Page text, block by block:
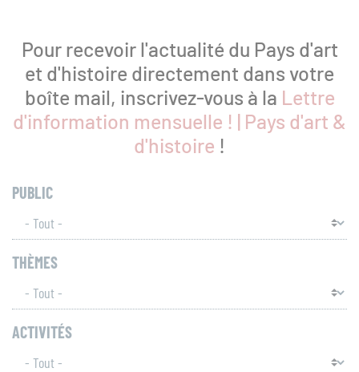
recherchez-
?
SUR
Patrimoines
Ressources
Pour recevoir l'actualité du Pays d'art
et d'histoire directement dans votre
boîte mail, inscrivez-vous à la Lettre
d'information mensuelle ! | Pays d'art &
d'histoire !
PUBLIC
THÈMES
ACTIVITÉS